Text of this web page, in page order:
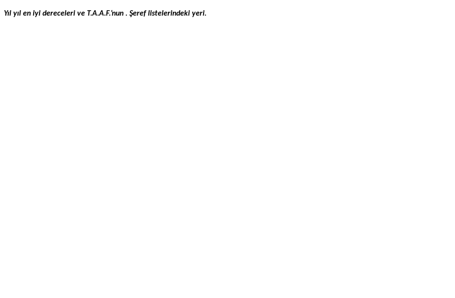
Yıl yıl en iyi dereceleri ve T.A.A.F.’nun . Şeref listelerindeki yeri.